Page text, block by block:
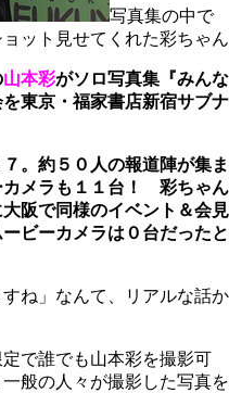
写真集の中で
ット見せてくれた彩ちゃん
山本彩がソロ写真集『みんな
東京・福家書店新宿サブナ
。約５０人の報道陣が集ま
カメラも１１台！ 彩ちゃん
阪で同様のイベント＆会見
ビーカメラは０台だったと
ね」なんて、リアルな話か
で誰でも山本彩を撮影可
般の人々が撮影した写真を